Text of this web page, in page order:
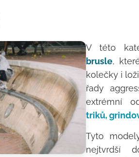
V této
brusle,
kolečky i
řady
extrémní
triků,
Tyto
nejtvrdší